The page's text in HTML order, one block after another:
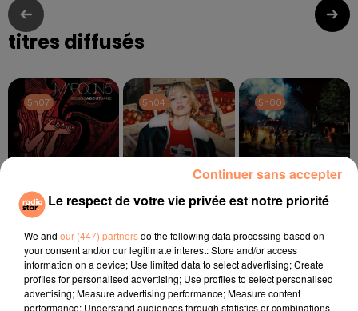
titres diffusés
5h07
5h07
MAROON 5
This Love
5h04
5h04
ANGELE, JUSTICE
5h00
5h00
TAME IMPALA, JENNIE
l'horoscope
Le respect de votre vie privée est notre priorité
We and our (447) partnersdo the following data processing based on
your consent and/or our legitimate interest: Store and/or access
information on a device; Use limited data to select advertising; Create
profiles for personalised advertising; Use profiles to select personalised
advertising; Measure advertising performance; Measure content
performance; Understand audiences through statistics or combinations
Continuer sans accepter